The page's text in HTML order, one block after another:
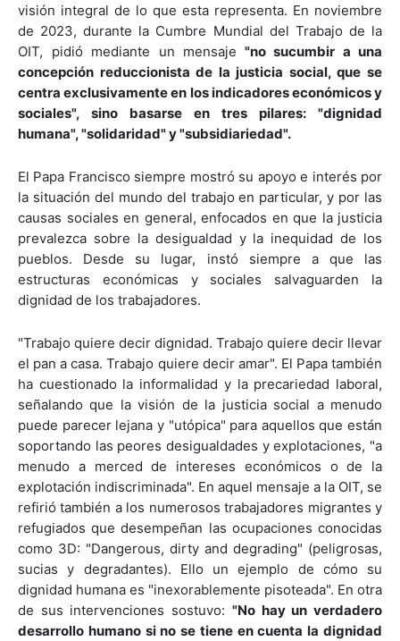
visión integral de lo que esta representa. En noviembre
de 2023, durante la Cumbre Mundial del Trabajo de la
OIT, pidió mediante un mensaje "no sucumbir a una
concepción reduccionista de la justicia social, que se
centra exclusivamente en los indicadores económicos y
sociales", sino basarse en tres pilares: "dignidad
humana", "solidaridad" y "subsidiariedad".
El Papa Francisco siempre mostró su apoyo e interés por
la situación del mundo del trabajo en particular, y por las
causas sociales en general, enfocados en que la justicia
prevalezca sobre la desigualdad y la inequidad de los
pueblos. Desde su lugar, instó siempre a que las
estructuras económicas y sociales salvaguarden la
dignidad de los trabajadores.
"Trabajo quiere decir dignidad. Trabajo quiere decir llevar
el pan a casa. Trabajo quiere decir amar". El Papa también
ha cuestionado la informalidad y la precariedad laboral,
señalando que la visión de la justicia social a menudo
puede parecer lejana y "utópica" para aquellos que están
soportando las peores desigualdades y explotaciones, "a
menudo a merced de intereses económicos o de la
explotación indiscriminada". En aquel mensaje a la OIT, se
refirió también a los numerosos trabajadores migrantes y
refugiados que desempeñan las ocupaciones conocidas
como 3D: "Dangerous, dirty and degrading" (peligrosas,
sucias y degradantes). Ello un ejemplo de cómo su
dignidad humana es "inexorablemente pisoteada". En otra
de sus intervenciones sostuvo: "No hay un verdadero
desarrollo humano si no se tiene en cuenta la dignidad